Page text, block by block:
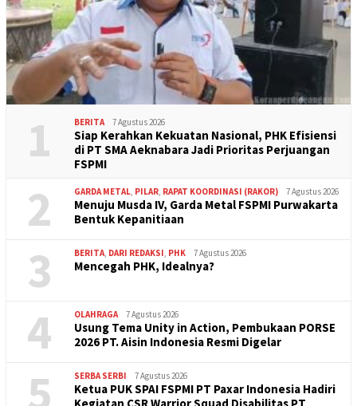
1 BERITA 7 Agustus 2026
Siap Kerahkan Kekuatan Nasional, PHK Efisiensi
di PT SMA Aeknabara Jadi Prioritas Perjuangan
FSPMI
2 GARDA METAL, PILAR, RAPAT KOORDINASI (RAKOR) 7 Agustus 2026
Menuju Musda IV, Garda Metal FSPMI Purwakarta
Bentuk Kepanitiaan
3 BERITA, DARI REDAKSI, PHK 7 Agustus 2026
Mencegah PHK, Idealnya?
4 OLAHRAGA 7 Agustus 2026
Usung Tema Unity in Action, Pembukaan PORSE
2026 PT. Aisin Indonesia Resmi Digelar
5 SERBA SERBI 7 Agustus 2026
Ketua PUK SPAI FSPMI PT Paxar Indonesia Hadiri